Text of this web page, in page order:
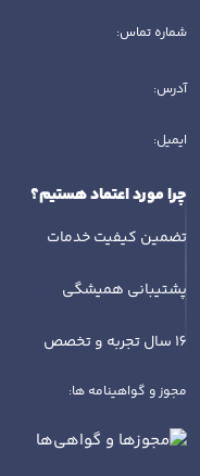
شماره تماس:
آدرس:
ایمیل:
چرا مورد اعتماد هستیم؟
تضمین کیفیت خدمات
پشتیبانی همیشگی
16 سال تجربه و تخصص
مجوز و گواهینامه ها: